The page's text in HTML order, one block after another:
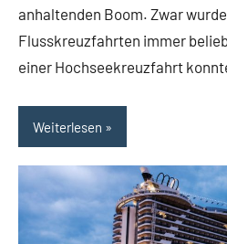
anhaltenden Boom. Zwar
Flusskreuzfahrten immer
einer Hochseekreuzfahrt
Weiterlesen